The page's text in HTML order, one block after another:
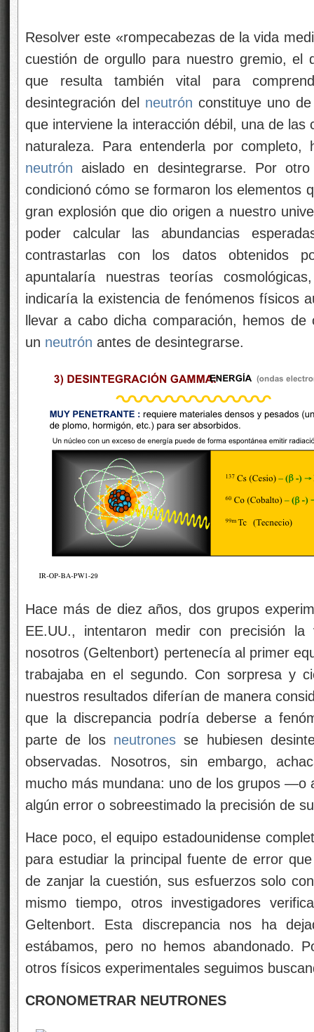
Resolver este «rompecabezas de la vida
cuestión de orgullo para nuestro gremio, el
que resulta también vital para
desintegración del neutrón constituye uno
que interviene la interacción débil, una de
naturaleza. Para entenderla por
neutrón aislado en desintegrarse. Por
condicionó cómo se formaron los elementos
gran explosión que dio origen a nuestro
poder calcular las abundancias
contrastarlas con los datos obtenidos
apuntalaría nuestras teorías
indicaría la existencia de fenómenos físicos
llevar a cabo dicha comparación, hemos
un neutrón antes de desintegrarse.
Hace más de diez años, dos grupos
EE.UU., intentaron medir con precisión
nosotros (Geltenbort) pertenecía al primer
trabajaba en el segundo. Con sorpresa y
nuestros resultados diferían de manera
que la discrepancia podría deberse a
parte de los neutrones se hubiesen
observadas. Nosotros, sin embargo,
mucho más mundana: uno de los grupos
algún error o sobreestimado la precisión de
Hace poco, el equipo estadounidense
para estudiar la principal fuente de error
de zanjar la cuestión, sus esfuerzos solo
mismo tiempo, otros investigadores
Geltenbort. Esta discrepancia nos ha
estábamos, pero no hemos abandonado.
otros físicos experimentales seguimos
CRONOMETRAR NEUTRONES